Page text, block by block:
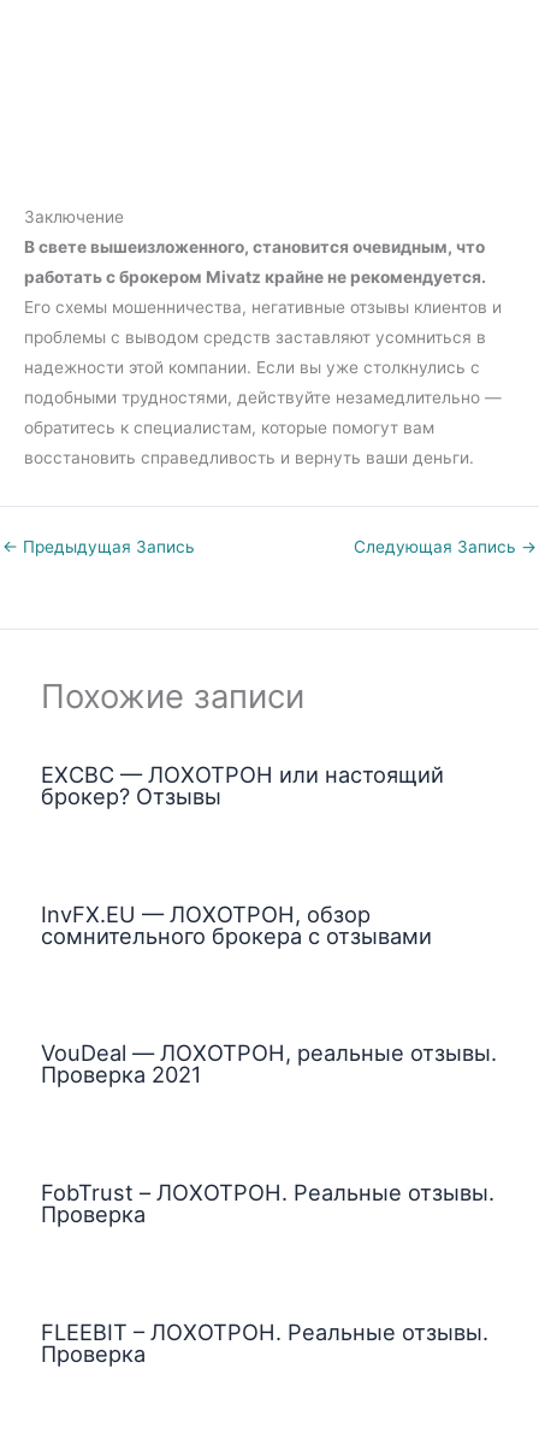
Заключение
В свете вышеизложенного, становится очевидным, что
работать с брокером Mivatz крайне не рекомендуется.
Его схемы мошенничества, негативные отзывы клиентов и
проблемы с выводом средств заставляют усомниться в
надежности этой компании. Если вы уже столкнулись с
подобными трудностями, действуйте незамедлительно —
обратитесь к специалистам, которые помогут вам
восстановить справедливость и вернуть ваши деньги.
← Предыдущая Запись Следующая Запись →
Похожие записи
EXCBC — ЛОХОТРОН или настоящий
брокер? Отзывы
InvFX.EU — ЛОХОТРОН, обзор
сомнительного брокера с отзывами
VouDeal — ЛОХОТРОН, реальные отзывы.
Проверка 2021
FobTrust – ЛОХОТРОН. Реальные отзывы.
Проверка
FLEEBIT – ЛОХОТРОН. Реальные отзывы.
Проверка